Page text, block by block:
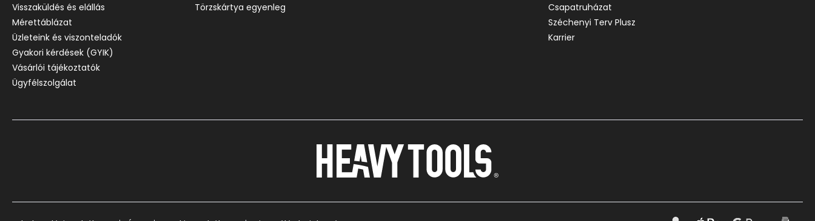
Visszaküldés és elállás
Mérettáblázat
Üzleteink és viszonteladók
Gyakori kérdések (GYIK)
Vásárlói tájékoztatók
Ügyfélszolgálat
Törzskártya egyenleg
Csapatruházat
Széchenyi Terv Plusz
Karrier